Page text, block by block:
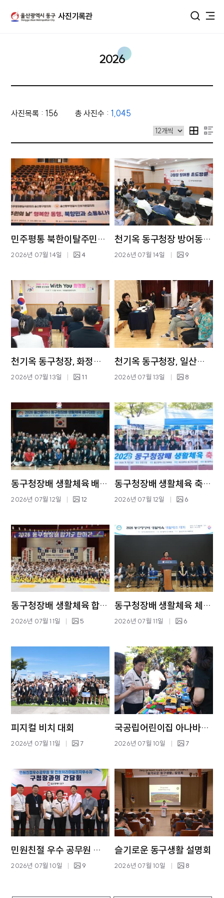
사진기록관
2026
사진목록 : 156 총 사진수 : 1,045
민주평통 북한이탈주민과의 소통 나눔행사
2026년 07월 14일 4
천기옥 동구청장 방어동 초도방문
2026년 07월 14일 9
천기옥 동구청장, 화정동 초도방문
2026년 07월 13일 11
천기옥 동구청장, 일산동 초도방문
2026년 07월 13일 8
동구청장배 생활체육 배구대회
2026년 07월 12일 12
동구청장배 생활체육 축구대회
2026년 07월 12일 6
동구청장배 생활체육 합기도대회
2026년 07월 11일 5
동구청장배 생활체육 체조대회
2026년 07월 11일 6
피지컬 비치 대회
2026년 07월 11일 7
국공립어린이집 아나바다 나눔장터
2026년 07월 10일 7
민원친절 우수 공무원 표창 수여 및 간담회
2026년 07월 10일 9
슬기로운 동구생활 설명회
2026년 07월 10일 8